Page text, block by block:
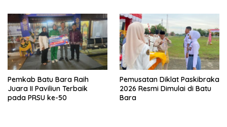
Pemkab Batu Bara Raih
Juara II Paviliun Terbaik
pada PRSU ke-50
Pemusatan Diklat Paskibraka
2026 Resmi Dimulai di Batu
Bara